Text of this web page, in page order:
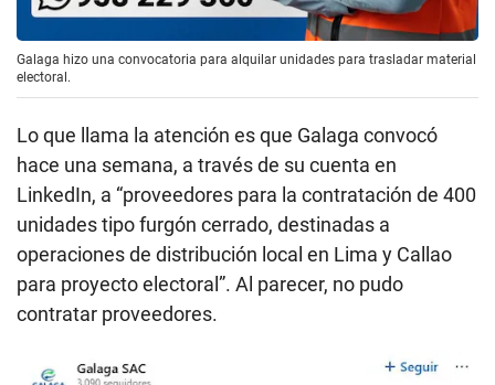
Galaga hizo una convocatoria para alquilar unidades para trasladar material
electoral.
Lo que llama la atención es que Galaga convocó
hace una semana, a través de su cuenta en
LinkedIn, a “proveedores para la contratación de 400
unidades tipo furgón cerrado, destinadas a
operaciones de distribución local en Lima y Callao
para proyecto electoral”. Al parecer, no pudo
contratar proveedores.